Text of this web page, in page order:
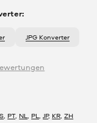
JPG Konverter
, PT, NL, PL,JP, KR,ZH